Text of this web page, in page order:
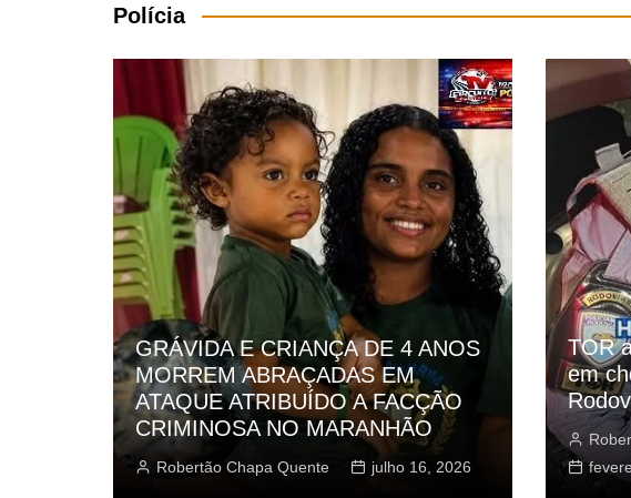
Polícia
DE 4 ANOS
EM
A FACÇÃO
MARANHÃO
julho 16, 2026
TOR apreende haxixe escondido
em chocolates durante operação na
Rodovia Washington Luís
Robertão Chapa Quente
fevereiro 15, 2026